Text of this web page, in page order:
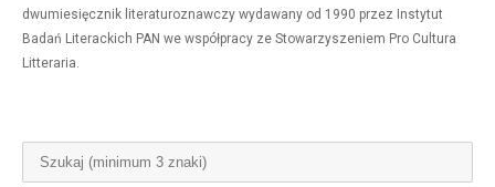
dwumiesięcznik literaturoznawczy wydawany od 1990 przez Instytut
Badań Literackich PAN we współpracy ze Stowarzyszeniem Pro Cultura
Litteraria.